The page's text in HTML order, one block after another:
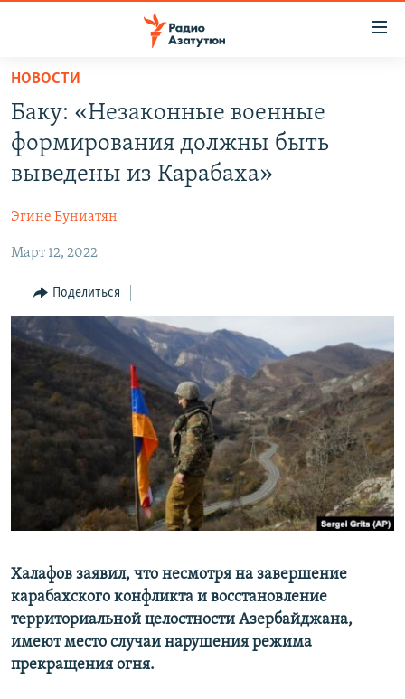
Перейти
основному
содержанию
Перейти
основной
навигации
Перейти
поиску
НОВОСТИ
ПОЛИТИКА
ЭКОНОМИКА
РЕГИОН
НАГОРНЫЙ КАРАБАХ
КУЛЬТУРА
СПОРТ
АРХИВ
Հայերեն
English
Русский
НОВОСТИ
Баку: «Незаконные военные
формирования должны быть
выведены из Карабаха»
Эгине Буниатян
Март 12, 2022
Поделиться
Халафов заявил, что несмотря на завершение
карабахского конфликта и восстановление
территориальной целостности Азербайджана,
имеют место случаи нарушения режима
прекращения огня.